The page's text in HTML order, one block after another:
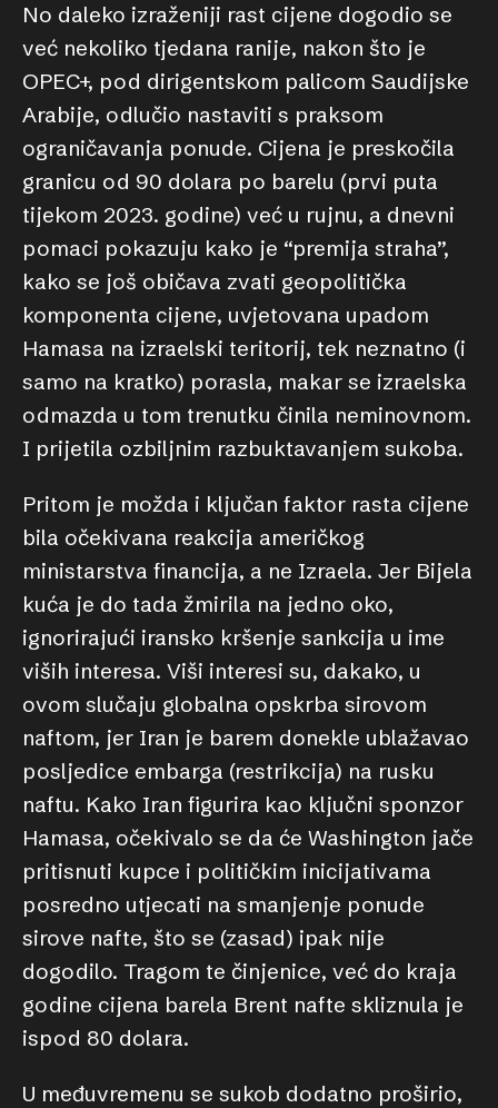
No daleko izraženiji rast cijene dogodio se
već nekoliko tjedana ranije, nakon što je
OPEC+, pod dirigentskom palicom Saudijske
Arabije, odlučio nastaviti s praksom
ograničavanja ponude. Cijena je preskočila
granicu od 90 dolara po barelu (prvi puta
tijekom 2023. godine) već u rujnu, a dnevni
pomaci pokazuju kako je “premija straha”,
kako se još običava zvati geopolitička
komponenta cijene, uvjetovana upadom
Hamasa na izraelski teritorij, tek neznatno (i
samo na kratko) porasla, makar se izraelska
odmazda u tom trenutku činila neminovnom.
I prijetila ozbiljnim razbuktavanjem sukoba.
Pritom je možda i ključan faktor rasta cijene
bila očekivana reakcija američkog
ministarstva financija, a ne Izraela. Jer Bijela
kuća je do tada žmirila na jedno oko,
ignorirajući iransko kršenje sankcija u ime
viših interesa. Viši interesi su, dakako, u
ovom slučaju globalna opskrba sirovom
naftom, jer Iran je barem donekle ublažavao
posljedice embarga (restrikcija) na rusku
naftu. Kako Iran figurira kao ključni sponzor
Hamasa, očekivalo se da će Washington jače
pritisnuti kupce i političkim inicijativama
posredno utjecati na smanjenje ponude
sirove nafte, što se (zasad) ipak nije
dogodilo. Tragom te činjenice, već do kraja
godine cijena barela Brent nafte skliznula je
ispod 80 dolara.
U međuvremenu se sukob dodatno proširio,